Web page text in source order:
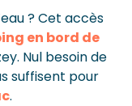
? Cet accès
en bord de
Nul besoin de
suffisent pour
.